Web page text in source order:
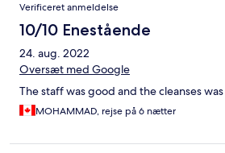
Eingang war sehr kitschig.
Verificeret anmeldelse
10/10 Enestående
24. aug. 2022
Oversæt med Google
The staff was good and the cleanses
MOHAMMAD, rejse på 6 nætter